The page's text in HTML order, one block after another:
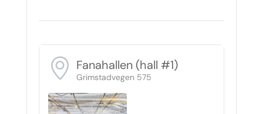
Fanahallen (hall #1)
Grimstadvegen 575